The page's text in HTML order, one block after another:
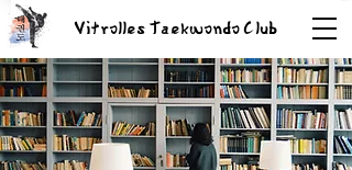
Vitrolles Taekwondo Club